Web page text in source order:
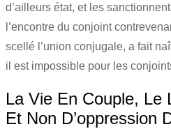
d’ailleurs état, et les
l’encontre du conjoint
scellé l’union conjugale, a fait
il est impossible pour les
La Vie En Couple, Le
Et Non D’oppression